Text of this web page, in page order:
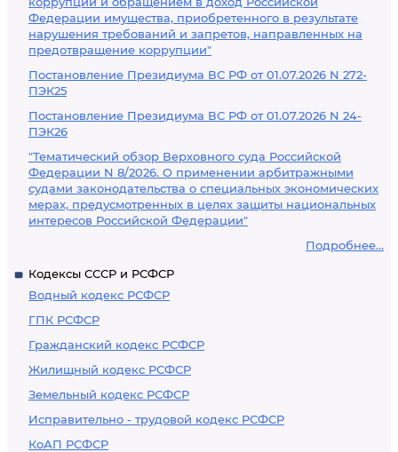
Федерации имущества, приобретенного в результате
нарушения требований и запретов, направленных на
предотвращение коррупции"
Постановление Президиума ВС РФ от 01.07.2026 N 272-
ПЭК25
Постановление Президиума ВС РФ от 01.07.2026 N 24-
ПЭК26
"Тематический обзор Верховного суда Российской
Федерации N 8/2026. О применении арбитражными
судами законодательства о специальных экономических
мерах, предусмотренных в целях защиты национальных
интересов Российской Федерации"
Подробнее...
Кодексы СССР и РСФСР
Водный кодекс РСФСР
ГПК РСФСР
Гражданский кодекс РСФСР
Жилищный кодекс РСФСР
Земельный кодекс РСФСР
Исправительно - трудовой кодекс РСФСР
КоАП РСФСР